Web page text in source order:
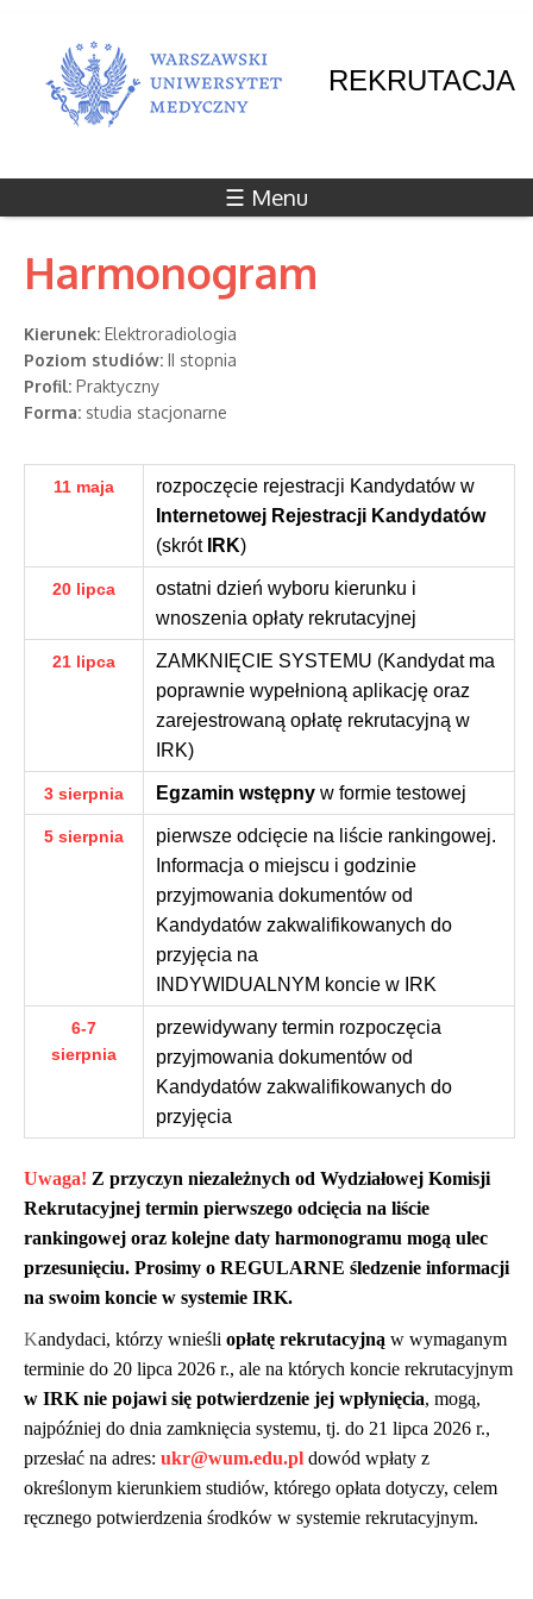
REKRUTACJA
☰ Menu
Harmonogram
Kierunek: Elektroradiologia
Poziom studiów: II stopnia
Profil: Praktyczny
Forma: studia stacjonarne
11 maja
rozpoczęcie rejestracji Kandydatów w
Internetowej Rejestracji Kandydatów
(skrót IRK)
20 lipca
ostatni dzień wyboru kierunku i
wnoszenia opłaty rekrutacyjnej
21 lipca
ZAMKNIĘCIE SYSTEMU (Kandydat ma
poprawnie wypełnioną aplikację oraz
zarejestrowaną opłatę rekrutacyjną w
IRK)
3 sierpnia Egzamin wstępny w formie testowej
5 sierpnia
pierwsze odcięcie na liście rankingowej.
Informacja o miejscu i godzinie
przyjmowania dokumentów od
Kandydatów zakwalifikowanych do
przyjęcia na
INDYWIDUALNYM koncie w IRK
6-7
sierpnia
przewidywany termin rozpoczęcia
przyjmowania dokumentów od
Kandydatów zakwalifikowanych do
przyjęcia
Uwaga! Z przyczyn niezależnych od Wydziałowej Komisji
Rekrutacyjnej termin pierwszego odcięcia na liście
rankingowej oraz kolejne daty harmonogramu mogą ulec
przesunięciu. Prosimy o REGULARNE śledzenie informacji
na swoim koncie w systemie IRK.
Kandydaci, którzy wnieśli opłatę rekrutacyjną w wymaganym
terminie do 20 lipca 2026 r., ale na których koncie rekrutacyjnym
w IRK nie pojawi się potwierdzenie jej wpłynięcia, mogą,
najpóźniej do dnia zamknięcia systemu, tj. do 21 lipca 2026 r.,
przesłać na adres: ukr@wum.edu.pl dowód wpłaty z
określonym kierunkiem studiów, którego opłata dotyczy, celem
ręcznego potwierdzenia środków w systemie rekrutacyjnym.